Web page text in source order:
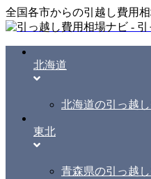
全国各市からの引越し費用
北海道
北海道の引っ越
東北
青森県の引っ越